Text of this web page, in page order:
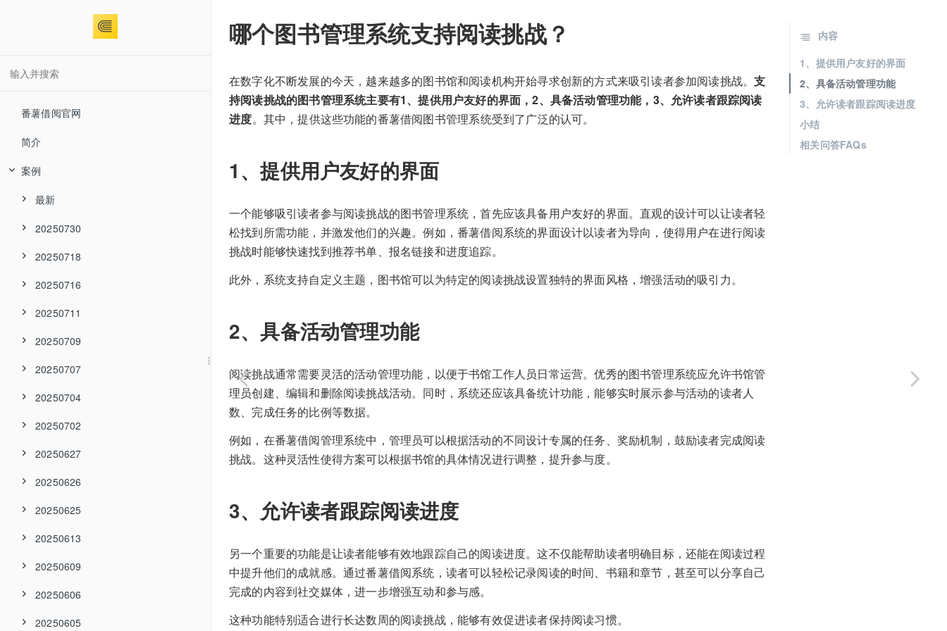
番薯借阅官网
简介
案例
最新
20250730
20250718
20250716
20250711
20250709
20250707
20250704
20250702
20250627
20250626
20250625
20250613
20250609
20250606
20250605
哪个图书管理系统支持阅读挑战？
在数字化不断发展的今天，越来越多的图书馆和阅读机构开始寻求创新的方式来吸引读者参加阅读挑战。支
持阅读挑战的图书管理系统主要有1、提供用户友好的界面，2、具备活动管理功能，3、允许读者跟踪阅读
进度。其中，提供这些功能的番薯借阅图书管理系统受到了广泛的认可。
1、提供用户友好的界面
一个能够吸引读者参与阅读挑战的图书管理系统，首先应该具备用户友好的界面。直观的设计可以让读者轻
松找到所需功能，并激发他们的兴趣。例如，番薯借阅系统的界面设计以读者为导向，使得用户在进行阅读
挑战时能够快速找到推荐书单、报名链接和进度追踪。
此外，系统支持自定义主题，图书馆可以为特定的阅读挑战设置独特的界面风格，增强活动的吸引力。
2、具备活动管理功能
阅读挑战通常需要灵活的活动管理功能，以便于书馆工作人员日常运营。优秀的图书管理系统应允许书馆管
理员创建、编辑和删除阅读挑战活动。同时，系统还应该具备统计功能，能够实时展示参与活动的读者人
数、完成任务的比例等数据。
例如，在番薯借阅管理系统中，管理员可以根据活动的不同设计专属的任务、奖励机制，鼓励读者完成阅读
挑战。这种灵活性使得方案可以根据书馆的具体情况进行调整，提升参与度。
3、允许读者跟踪阅读进度
另一个重要的功能是让读者能够有效地跟踪自己的阅读进度。这不仅能帮助读者明确目标，还能在阅读过程
中提升他们的成就感。通过番薯借阅系统，读者可以轻松记录阅读的时间、书籍和章节，甚至可以分享自己
完成的内容到社交媒体，进一步增强互动和参与感。
这种功能特别适合进行长达数周的阅读挑战，能够有效促进读者保持阅读习惯。
内容
1、提供用户友好的界面
2、具备活动管理功能
3、允许读者跟踪阅读进度
小结
相关问答FAQs